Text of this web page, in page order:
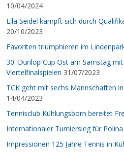
10/04/2024
Ella Seidel kämpft sich durch
20/10/2023
Favoriten triumphieren im
30. Dunlop Cup Ost am Samstag
Viertelfinalspielen 31/07/2023
TCK geht mit sechs Mannschaften
14/04/2023
Tennisclub Kühlungsborn bereitet
Internationaler Turniersieg für
Impressionen 125 Jahre Tennis in